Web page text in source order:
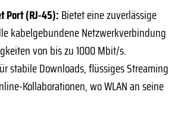
Port (RJ-45): Bietet eine zuverlässige
kabelgebundene Netzwerkverbindung
von bis zu 1000 Mbit/s.
stabile Downloads, flüssiges Streaming
Kollaborationen, wo WLAN an seine